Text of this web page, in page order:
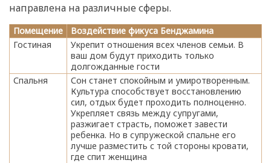
направлена на различные сферы.
Помещение
Воздействие фикуса Бенджамина
Гостиная
Укрепит отношения всех членов семьи. В
ваш дом будут приходить только
долгожданные гости
Спальня
Сон станет спокойным и умиротворенным.
Культура способствует восстановлению
сил, отдых будет проходить полноценно.
Укрепляет связь между супругами,
разжигает страсть, поможет завести
ребенка. Но в супружеской спальне его
лучше разместить с той стороны кровати,
где спит женщина